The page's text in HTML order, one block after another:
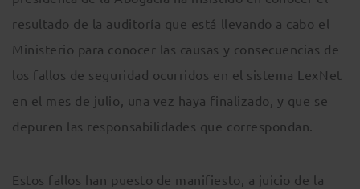
resultado de la auditoría que está llevando a cabo el
Ministerio para conocer las causas y consecuencias de
los fallos de seguridad ocurridos en el sistema LexNet
en el mes de julio, una vez haya finalizado, y que se
depuren las responsabilidades que correspondan.
Estos fallos han puesto de manifiesto, a juicio de la